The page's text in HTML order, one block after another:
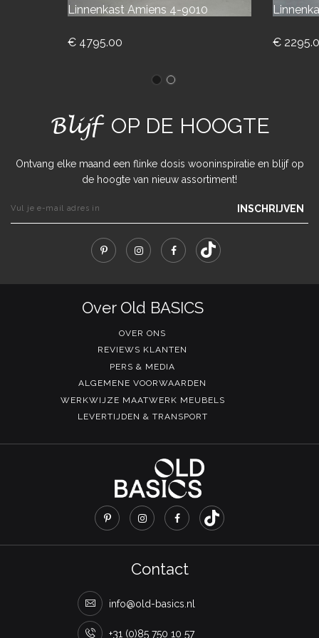
Linnenkast Amiens 4-9010
€ 4795.00 €
Blijf OP DE HOOGTE
Ontvang elke maand een flinke dosis wooninspiratie en blijf op
de hoogte van nieuw assortiment!
INSCHRIJVEN
Over Old BASICS
OVER ONS
REVIEWS KLANTEN
PERS & MEDIA
ALGEMENE VOORWAARDEN
WERKWIJZE MAATWERK MEUBELS
LEVERTIJDEN & TRANSPORT
Contact
info@old-basics.nl
+31 (0)85 750 10 57